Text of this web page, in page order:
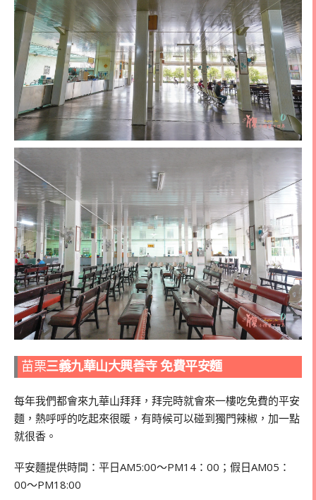
苗栗三義九華山大興善寺 免費平安麵
每年我們都會來九華山拜拜，拜完時就會來一樓吃免費的平安
麵，熱呼呼的吃起來很暖，有時候可以碰到獨門辣椒，加一點
就很香。
平安麵提供時間： 平日AM5:00～PM14 ： 00 ；假日AM05 ：
00～PM18:00